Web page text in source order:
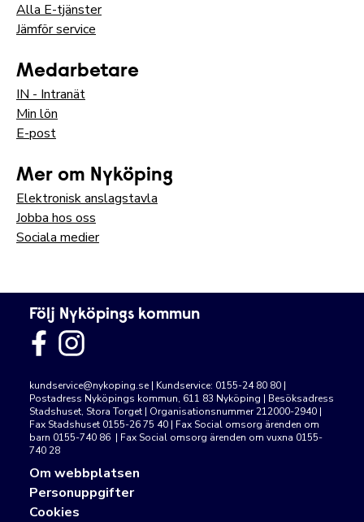
Alla E-tjänster
Jämför service
Medarbetare
IN - Intranät
Min lön
E-post
Mer om Nyköping
Elektronisk anslagstavla
Jobba hos oss
Sociala medier
Följ Nyköpings kommun
kundservice@nykoping.se | Kundservice: 0155-24 80 80 |
Postadress Nyköpings kommun, 611 83 Nyköping | Besöksadress
Stadshuset, Stora Torget | Organisationsnummer 212000-2940 |
Fax Stadshuset 0155-26 75 40 | Fax Social omsorg ärenden om
barn 0155-740 86 | Fax Social omsorg ärenden om vuxna 0155-
740 28
Om webbplatsen
Personuppgifter
Cookies